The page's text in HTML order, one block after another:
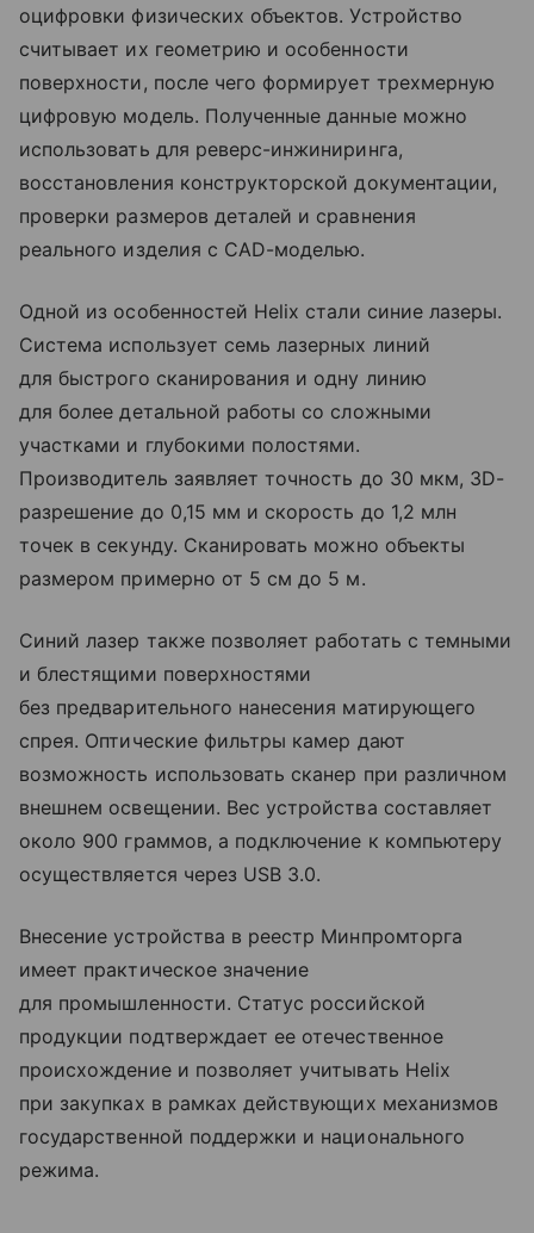
оцифровки физических объектов. Устройство
считывает их геометрию и особенности
поверхности, после чего формирует трехмерную
цифровую модель. Полученные данные можно
использовать для реверс-инжиниринга,
восстановления конструкторской документации,
проверки размеров деталей и сравнения
реального изделия с CAD-моделью.
Одной из особенностей Helix стали синие лазеры.
Система использует семь лазерных линий
для быстрого сканирования и одну линию
для более детальной работы со сложными
участками и глубокими полостями.
Производитель заявляет точность до 30 мкм, 3D-
разрешение до 0,15 мм и скорость до 1,2 млн
точек в секунду. Сканировать можно объекты
размером примерно от 5 см до 5 м.
Синий лазер также позволяет работать с темными
и блестящими поверхностями
без предварительного нанесения матирующего
спрея. Оптические фильтры камер дают
возможность использовать сканер при различном
внешнем освещении. Вес устройства составляет
около 900 граммов, а подключение к компьютеру
осуществляется через USB 3.0.
Внесение устройства в реестр Минпромторга
имеет практическое значение
для промышленности. Статус российской
продукции подтверждает ее отечественное
происхождение и позволяет учитывать Helix
при закупках в рамках действующих механизмов
государственной поддержки и национального
режима.